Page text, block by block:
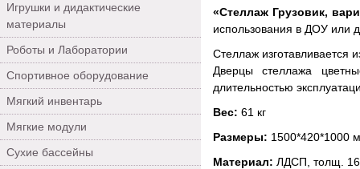
Игрушки и дидактические
материалы
Роботы и Лаборатории
Спортивное оборудование
Мягкий инвентарь
Мягкие модули
Сухие бассейны
«Стеллаж Грузовик,
использования в ДОУ или
Стеллаж изготавливается
Дверцы стеллажа
длительностью
Вес: 61 кг
Размеры: 1500*420*1000
Материал: ЛДСП, толщ.